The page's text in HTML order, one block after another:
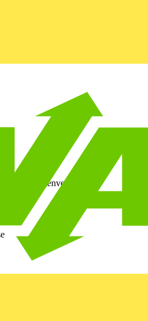
Leiterplattenverbinder